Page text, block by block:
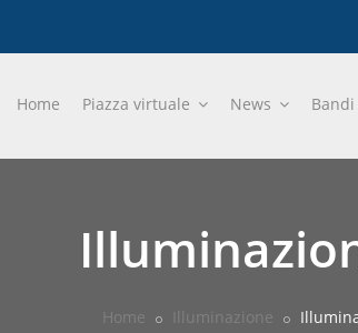
Home Piazza virtuale News
Home Illuminazione